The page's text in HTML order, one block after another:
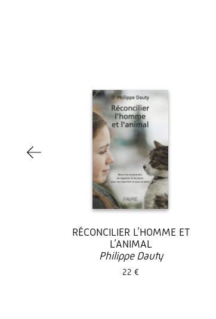
RÉCONCILIER L’HOMME ET
L’ANIMAL
Philippe Dauty
22 €